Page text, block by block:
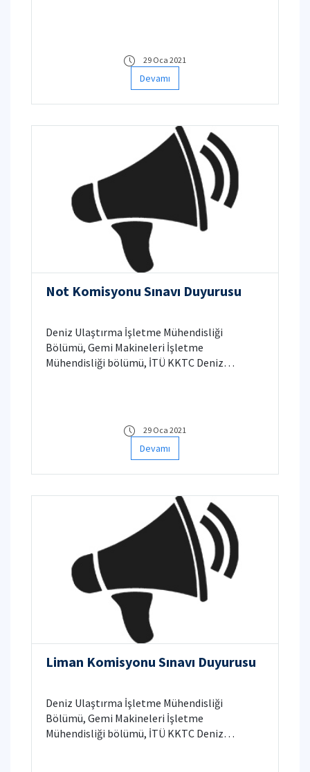
komisyonu sınavı 23.02.2021 Salı gün içinde
çevrim içi olarak yapılacaktır.
29 Oca 2021
Devamı
Not Komisyonu Sınavı Duyurusu
Deniz Ulaştırma İşletme Mühendisliği
Bölümü, Gemi Makineleri İşletme
Mühendisliği bölümü, İTÜ KKTC Deniz
18.02.2021 Perşembe günü saat 10.00 – 17.00
arası çevrim içi olarak yapılacaktır.
29 Oca 2021
Devamı
Liman Komisyonu Sınavı Duyurusu
Deniz Ulaştırma İşletme Mühendisliği
Bölümü, Gemi Makineleri İşletme
Mühendisliği bölümü, İTÜ KKTC Deniz